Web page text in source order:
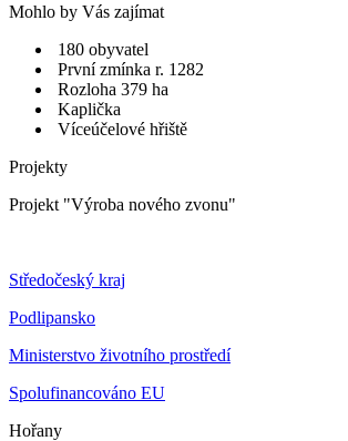
Mohlo by Vás zajímat
180 obyvatel
První zmínka r. 1282
Rozloha 379 ha
Kaplička
Víceúčelové hřiště
Projekty
Projekt "Výroba nového zvonu"
Středočeský kraj
Podlipansko
Ministerstvo životního prostředí
Spolufinancováno EU
Hořany